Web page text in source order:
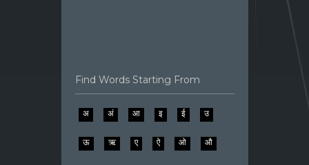
Find Words Starting From
अ अं आ इ ई उ
ऊ ऋ ए ऐ ओ औ